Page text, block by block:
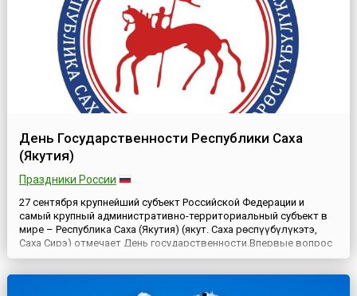
День Государственности Республики Саха
(Якутия)
Праздники России
27 сентября крупнейший субъект Российской Федерации и
самый крупный административно-территориальный субъект в
мире – Республика Саха (Якутия) (якут. Саха Өрөспүүбүлүкэтэ,
Саха Сирэ) отмечает День государственности.Впервые вопрос
о становлении государственности Якутии через определение